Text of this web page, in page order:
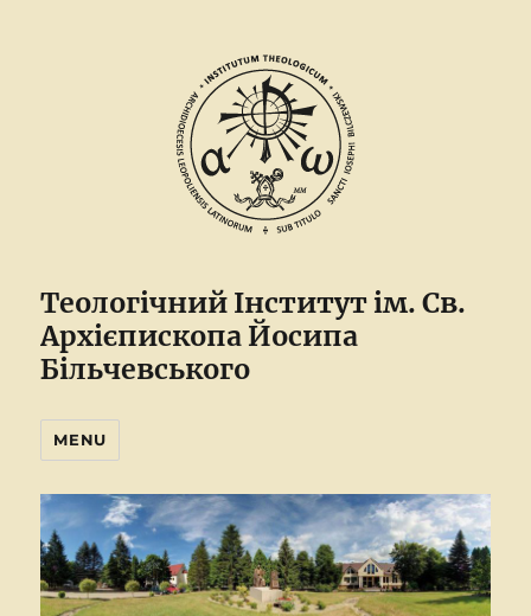
Теологічний Інститут ім. Св.
Архієпископа Йосипа
Більчевського
MENU